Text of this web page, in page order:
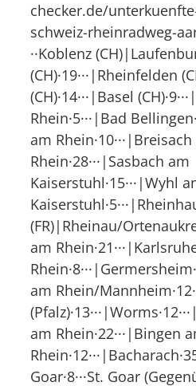
checker.de/
schweiz-rheinradweg-
··Koblenz
(CH)·19···|Rheinfelden
(CH)·14···|Basel
Rhein·5···|Bad
am
Rhein·28···|Sasbach am
Kaiserstuhl·15···|Wyhl
(FR)|Rheinau/
am
am Rhein/
am Rhein·22···|Bingen
Goar·8···St. Goar